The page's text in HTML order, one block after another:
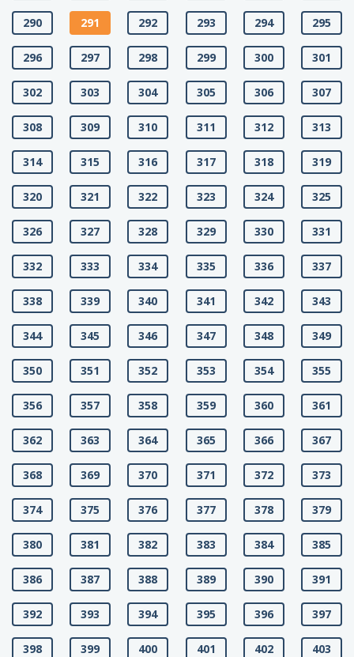
290 291 292 293 294 295
296 297 298 299 300 301
302 303 304 305 306 307
308 309 310 311 312 313
314 315 316 317 318 319
320 321 322 323 324 325
326 327 328 329 330 331
332 333 334 335 336 337
338 339 340 341 342 343
344 345 346 347 348 349
350 351 352 353 354 355
356 357 358 359 360 361
362 363 364 365 366 367
368 369 370 371 372 373
374 375 376 377 378 379
380 381 382 383 384 385
386 387 388 389 390 391
392 393 394 395 396 397
398 399 400 401 402 403